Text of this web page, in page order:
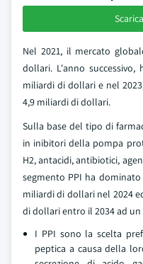
Nel 2021, il mercato
dollari. L'anno
miliardi di dollari e nel
4,9 miliardi di dollari.
Sulla base del tipo di
in inibitori della pompa
H2, antacidi, antibiotici,
segmento PPI ha
miliardi di dollari nel 2024
di dollari entro il 2034 ad un
I PPI sono la scelta
peptica a causa della